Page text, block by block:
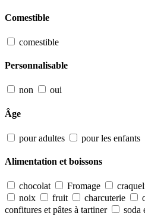
Comestible
comestible
Personnalisable
non oui
Âge
pour adultes pour les enfants
Alimentation et boissons
chocolat Fromage
noix
fruit charcuterie
confitures et pâtes à tartiner
soda